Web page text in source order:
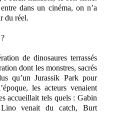
dans un cinéma, on n’a
du réel.
de dinosaures terrassés
dont les monstres, sacrés
qu’un Jurassik Park pour
les acteurs venaient
accueillait tels quels : Gabin
venait du catch, Burt